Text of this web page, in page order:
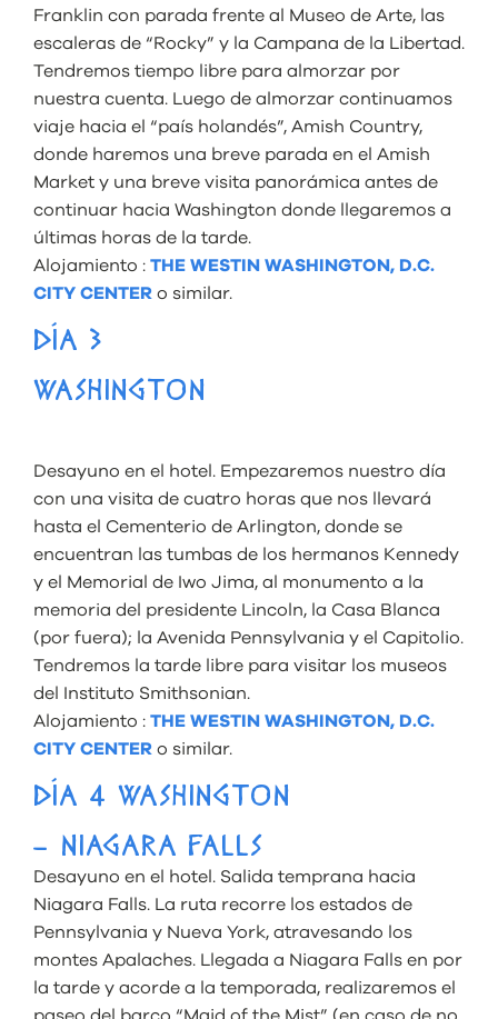
Franklin con parada frente al Museo de Arte, las
escaleras de “Rocky” y la Campana de la Libertad.
Tendremos tiempo libre para almorzar por
nuestra cuenta. Luego de almorzar continuamos
viaje hacia el “país holandés”, Amish Country,
donde haremos una breve parada en el Amish
Market y una breve visita panorámica antes de
continuar hacia Washington donde llegaremos a
últimas horas de la tarde.
Alojamiento : THE WESTIN WASHINGTON, D.C.
CITY CENTER o similar.
DÍA 3
WASHINGTON
Desayuno en el hotel. Empezaremos nuestro día
con una visita de cuatro horas que nos llevará
hasta el Cementerio de Arlington, donde se
encuentran las tumbas de los hermanos Kennedy
y el Memorial de Iwo Jima, al monumento a la
memoria del presidente Lincoln, la Casa Blanca
(por fuera); la Avenida Pennsylvania y el Capitolio.
Tendremos la tarde libre para visitar los museos
del Instituto Smithsonian.
Alojamiento : THE WESTIN WASHINGTON, D.C.
CITY CENTER o similar.
DÍA 4 WASHINGTON
– NIAGARA FALLS
Desayuno en el hotel. Salida temprana hacia
Niagara Falls. La ruta recorre los estados de
Pennsylvania y Nueva York, atravesando los
montes Apalaches. Llegada a Niagara Falls en por
la tarde y acorde a la temporada, realizaremos el